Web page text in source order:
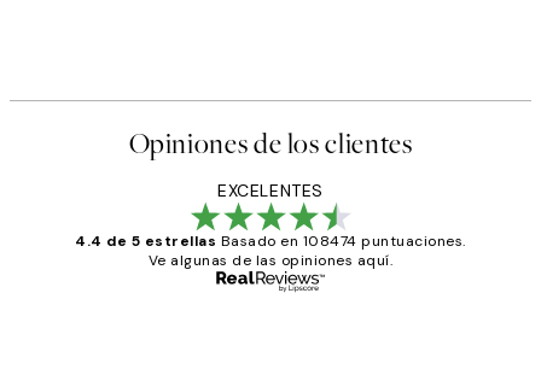
Opiniones de los clientes
EXCELENTES
4.4 de 5 estrellas Basado en 108474 puntuaciones.
Ve algunas de las opiniones aquí.